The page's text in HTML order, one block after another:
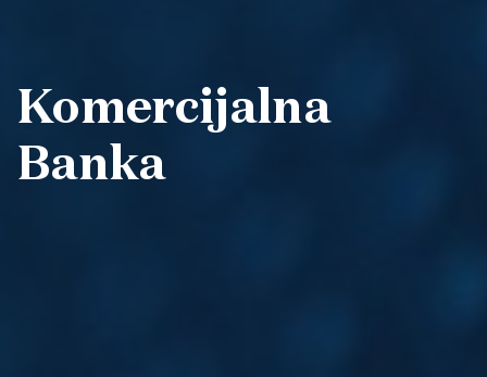
Komercijalna
Banka